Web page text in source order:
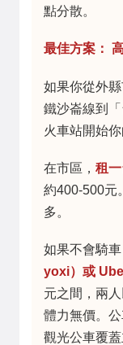
點分散。
最佳方案：
如果你從外
鐵沙崙線到
火車站開始你
在市區， 租
約400-500元
多。
如果不會騎車
yoxi）或
元之間，兩
體力無價。
觀光公車覆